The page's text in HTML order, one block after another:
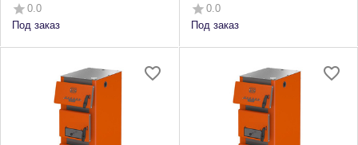
горелкой 26 Норма 3.0 и
напольным бункером до
200м2
0.0
Под заказ
горелкой 26 Норма 3.0 и
котельным бункером 200м2
0.0
Под заказ